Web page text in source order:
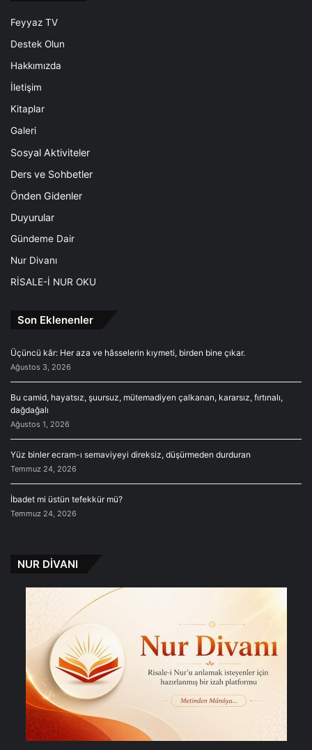
Feyyaz TV
Destek Olun
Hakkımızda
İletişim
Kitaplar
Galeri
Sosyal Aktiviteler
Ders ve Sohbetler
Önden Gidenler
Duyurular
Gündeme Dair
Nur Divanı
RİSALE-İ NUR OKU
Son Eklenenler
Üçüncü kâr: Her aza ve hâsselerin kıymeti, birden bine çıkar.
Ağustos 3, 2026
Bu camid, hayatsız, şuursuz, mütemadiyen çalkanan, kararsız, fırtınalı,
dağdağalı
Ağustos 1, 2026
Yüz binler ecram-ı semaviyeyi direksiz, düşürmeden durduran
Temmuz 24, 2026
İbadet mi üstün tefekkür mü?
Temmuz 24, 2026
NUR DİVANI